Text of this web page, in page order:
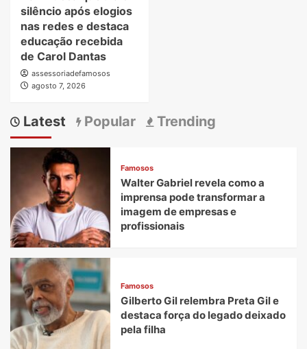
silêncio após elogios
nas redes e destaca
educação recebida
de Carol Dantas
assessoriadefamosos
agosto 7, 2026
Latest Popular Trending
Famosos
Walter Gabriel revela como a
imprensa pode transformar a
imagem de empresas e
profissionais
Famosos
Gilberto Gil relembra Preta Gil e
destaca força do legado deixado
pela filha